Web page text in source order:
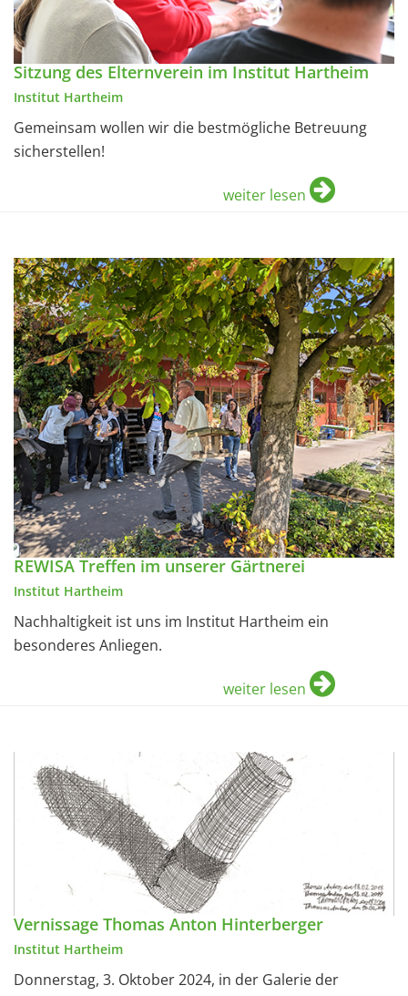
Sitzung des Elternverein im Institut Hartheim
Institut Hartheim
Gemeinsam wollen wir die bestmögliche Betreuung
sicherstellen!
weiter lesen
REWISA Treffen im unserer Gärtnerei
Institut Hartheim
Nachhaltigkeit ist uns im Institut Hartheim ein
besonderes Anliegen.
weiter lesen
Vernissage Thomas Anton Hinterberger
Institut Hartheim
Donnerstag, 3. Oktober 2024, in der Galerie der